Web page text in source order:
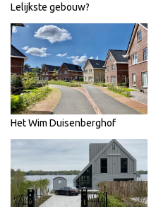
Lelijkste gebouw?
Het Wim Duisenberghof